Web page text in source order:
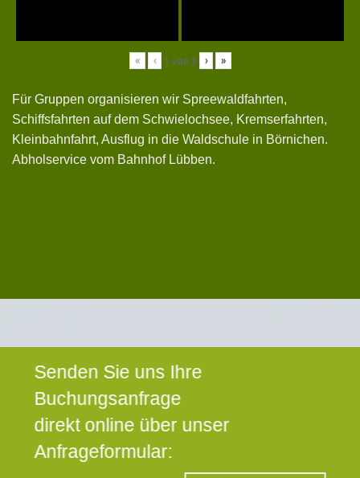
« ‹ 1 von 3 › »
Für Gruppen organisieren wir Spreewaldfahrten,
Schiffsfahrten auf dem Schwielochsee, Kremserfahrten,
Kleinbahnfahrt, Ausflug in die Waldschule in Börnichen.
Abholservice vom Bahnhof Lübben.
Senden Sie uns Ihre
Buchungsanfrage
direkt online über unser
Anfrageformular: